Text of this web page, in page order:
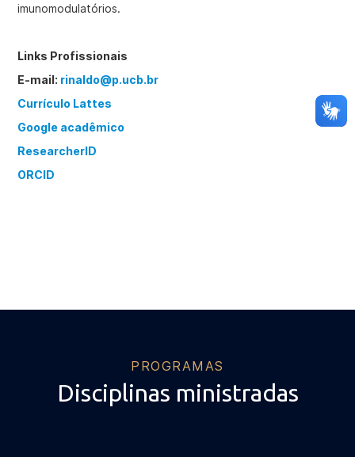
imunomodulatórios.
Links Profissionais
E-mail: rinaldo@p.ucb.br
Currículo Lattes
Google acadêmico
ResearcherID
ORCID
PROGRAMAS
Disciplinas ministradas